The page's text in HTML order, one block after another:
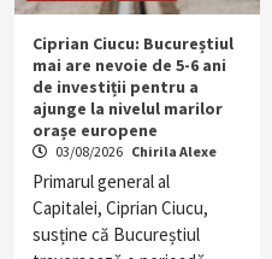
Ciprian Ciucu: Bucureștiul
mai are nevoie de 5-6 ani
de investiții pentru a
ajunge la nivelul marilor
orașe europene
03/08/2026 Chirila Alexe
Primarul general al
Capitalei, Ciprian Ciucu,
susține că Bucureștiul